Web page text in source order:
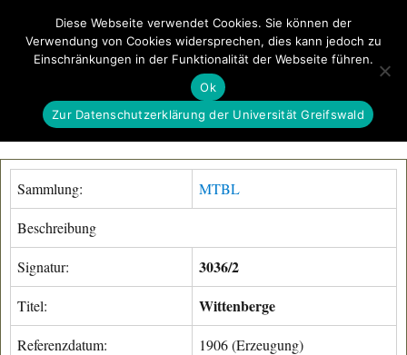
GeoGREIF MENÜ
Sammlung: MTBL
Beschreibung
Signatur: 3036/2
Titel: Wittenberge
Referenzdatum: 1906 (Erzeugung)
Diese Webseite verwendet Cookies. Sie können der
Verwendung von Cookies widersprechen, dies kann jedoch zu
Einschränkungen in der Funktionalität der Webseite führen.
Ok
Zur Datenschutzerklärung der Universität Greifswald